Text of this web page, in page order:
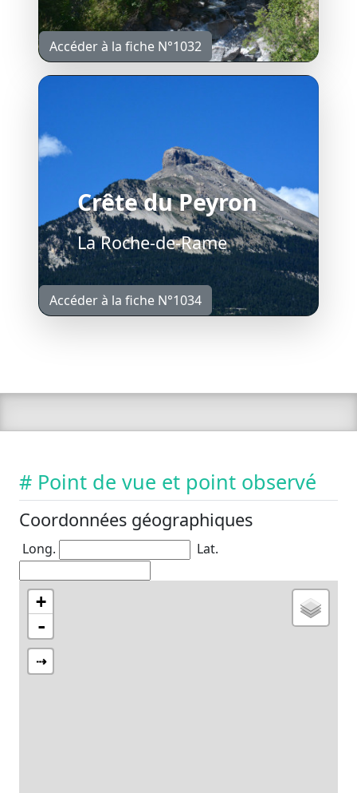
Accéder à la fiche N°1032
Crête du Peyron
La Roche-de-Rame
Accéder à la fiche N°1034
# Point de vue et point observé
Coordonnées géographiques
Long. Lat.
+
-
⇢